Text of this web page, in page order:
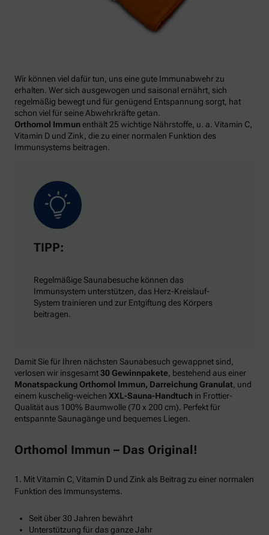
Wir können viel dafür tun, uns eine gute Immunabwehr zu
erhalten. Wer sich ausgewogen und saisonal ernährt, sich
regelmäßig bewegt und für genügend Entspannung sorgt, hat
schon viel für seine Abwehrkräfte getan.
Orthomol Immunenthält 25 wichtige Nährstoffe, u. a. Vitamin C,
Vitamin D und Zink, die zu einer normalen Funktion des
Immunsystems beitragen.
TIPP:
Regelmäßige Saunabesuche können das
Immunsystem unterstützen, das Herz-Kreislauf-
System trainieren und zur Entgiftung des Körpers
beitragen.
Damit Sie für Ihren nächsten Saunabesuch gewappnet sind,
verlosen wir insgesamt30 Gewinnpakete, bestehend aus einer
Monatspackung Orthomol Immun, Darreichung Granulat, und
einem kuschelig-weichen XXL-Sauna-Handtuch in Frottier-
Qualität aus 100% Baumwolle (70 x 200 cm). Perfekt für
entspannte Saunagänge und bequemes Liegen.
Orthomol Immun – Das Original!
1. Mit Vitamin C, Vitamin D und Zink als Beitrag zu einer normalen
Funktion des Immunsystems.
Seit über 30 Jahren bewährt
Unterstützung für das ganze Jahr